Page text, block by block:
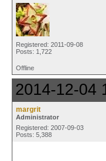
Registered: 2011-09-08
Posts: 1,722
Offline
2014-12-04
margrit
Administrator
Registered: 2007-09-03
Posts: 5,388